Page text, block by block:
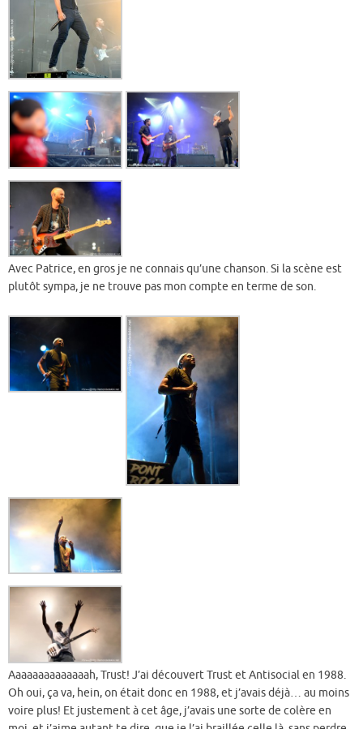
Avec Patrice, en gros je ne connais qu’une chanson. Si la scène est
plutôt sympa, je ne trouve pas mon compte en terme de son.
Aaaaaaaaaaaaaah, Trust! J’ai découvert Trust et Antisocial en 1988.
Oh oui, ça va, hein, on était donc en 1988, et j’avais déjà… au moins
voire plus! Et justement à cet âge, j’avais une sorte de colère en